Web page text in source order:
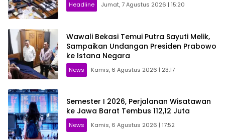
Headline Jumat, 7 Agustus 2026 | 15:20
Wawali Bekasi Temui Putra Sayuti Melik,
Sampaikan Undangan Presiden Prabowo
ke Istana Negara
News Kamis, 6 Agustus 2026 | 23:17
Semester I 2026, Perjalanan Wisatawan
ke Jawa Barat Tembus 112,12 Juta
News Kamis, 6 Agustus 2026 | 17:52